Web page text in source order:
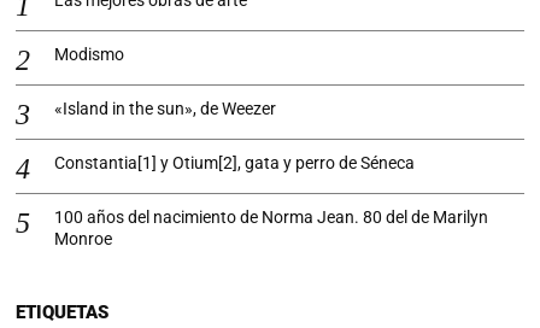
Modismo
«Island in the sun», de Weezer
Constantia[1] y Otium[2], gata y perro de Séneca
100 años del nacimiento de Norma Jean. 80 del de Marilyn
Monroe
ETIQUETAS